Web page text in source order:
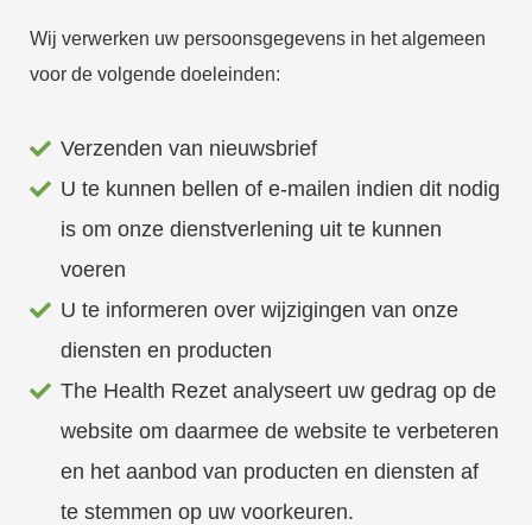
Wij verwerken uw persoonsgegevens in het algemeen
voor de volgende doeleinden:
Verzenden van nieuwsbrief
U te kunnen bellen of e-mailen indien dit nodig
is om onze dienstverlening uit te kunnen
voeren
U te informeren over wijzigingen van onze
diensten en producten
The Health Rezet analyseert uw gedrag op de
website om daarmee de website te verbeteren
en het aanbod van producten en diensten af
te stemmen op uw voorkeuren.